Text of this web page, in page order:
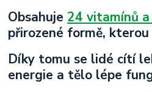
Obsahuje 24 vitamínů
přirozené formě,
Díky tomu se lidé cítí
energie a tělo lépe